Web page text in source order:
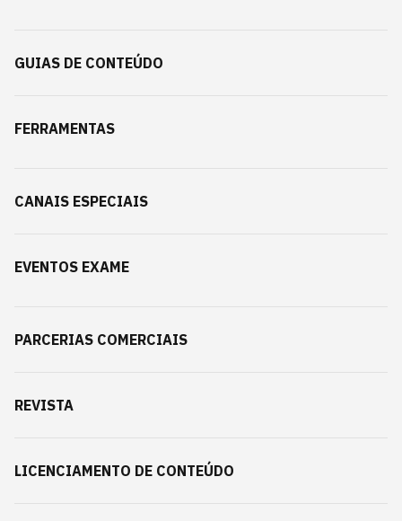
GUIAS DE CONTEÚDO
FERRAMENTAS
CANAIS ESPECIAIS
EVENTOS EXAME
PARCERIAS COMERCIAIS
REVISTA
LICENCIAMENTO DE CONTEÚDO